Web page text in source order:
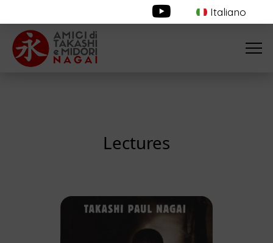
Italiano
Lectures